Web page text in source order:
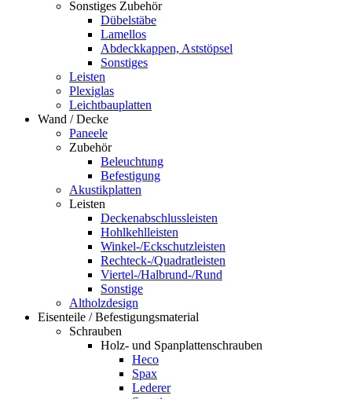
Sonstiges Zubehör
Dübelstäbe
Lamellos
Abdeckkappen, Aststöpsel
Sonstiges
Leisten
Plexiglas
Leichtbauplatten
Wand / Decke
Paneele
Zubehör
Beleuchtung
Befestigung
Akustikplatten
Leisten
Deckenabschlussleisten
Hohlkehlleisten
Winkel-/Eckschutzleisten
Rechteck-/Quadratleisten
Viertel-/Halbrund-/Rund
Sonstige
Altholzdesign
Eisenteile / Befestigungsmaterial
Schrauben
Holz- und Spanplattenschrauben
Heco
Spax
Lederer